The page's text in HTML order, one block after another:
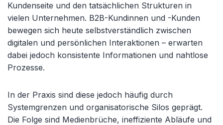
Kundenseite und den tatsächlichen Strukturen in
vielen Unternehmen. B2B-Kundinnen und -Kunden
bewegen sich heute selbstverständlich zwischen
digitalen und persönlichen Interaktionen – erwarten
dabei jedoch konsistente Informationen und nahtlose
Prozesse.
In der Praxis sind diese jedoch häufig durch
Systemgrenzen und organisatorische Silos geprägt.
Die Folge sind Medienbrüche, ineffiziente Abläufe und